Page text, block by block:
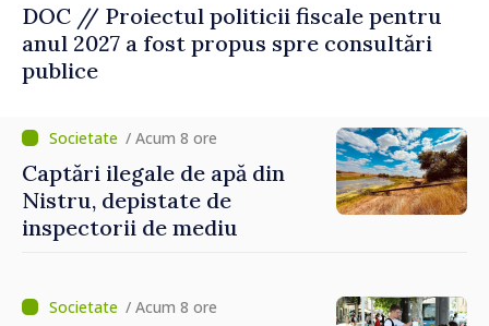
DOC // Proiectul politicii fiscale pentru
anul 2027 a fost propus spre consultări
publice
/ Acum 8 ore
Captări ilegale de apă din
Nistru, depistate de
inspectorii de mediu
/ Acum 8 ore